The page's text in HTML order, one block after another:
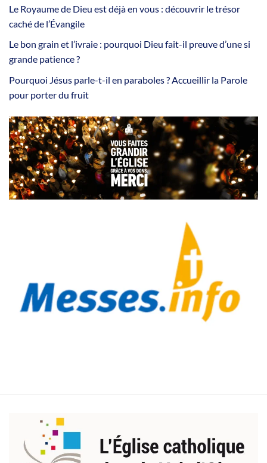
Le Royaume de Dieu est déjà en vous : découvrir le trésor
caché de l’Évangile
Le bon grain et l’ivraie : pourquoi Dieu fait-il preuve d’une si
grande patience ?
Pourquoi Jésus parle-t-il en paraboles ? Accueillir la Parole
pour porter du fruit